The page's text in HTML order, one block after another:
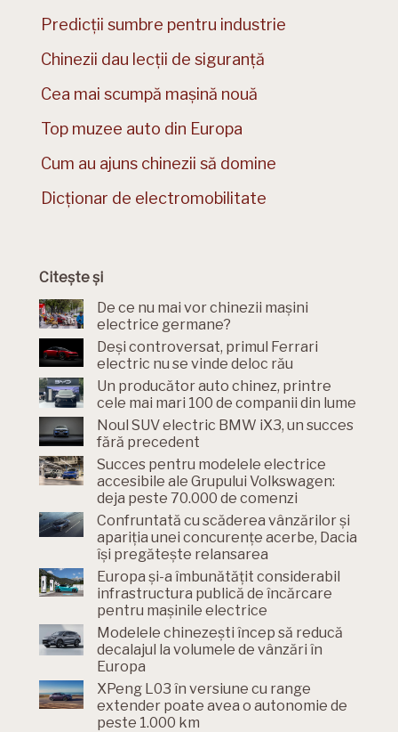
Predicții sumbre pentru industrie
Chinezii dau lecții de siguranță
Cea mai scumpă mașină nouă
Top muzee auto din Europa
Cum au ajuns chinezii să domine
Dicționar de electromobilitate
Citește și
De ce nu mai vor chinezii mașini
electrice germane?
Deși controversat, primul Ferrari
electric nu se vinde deloc rău
Un producător auto chinez, printre
cele mai mari 100 de companii din lume
Noul SUV electric BMW iX3, un succes
fără precedent
Succes pentru modelele electrice
accesibile ale Grupului Volkswagen:
deja peste 70.000 de comenzi
Confruntată cu scăderea vânzărilor și
apariția unei concurențe acerbe, Dacia
își pregătește relansarea
Europa și-a îmbunătățit considerabil
infrastructura publică de încărcare
pentru mașinile electrice
Modelele chinezești încep să reducă
decalajul la volumele de vânzări în
Europa
XPeng L03 în versiune cu range
extender poate avea o autonomie de
peste 1.000 km